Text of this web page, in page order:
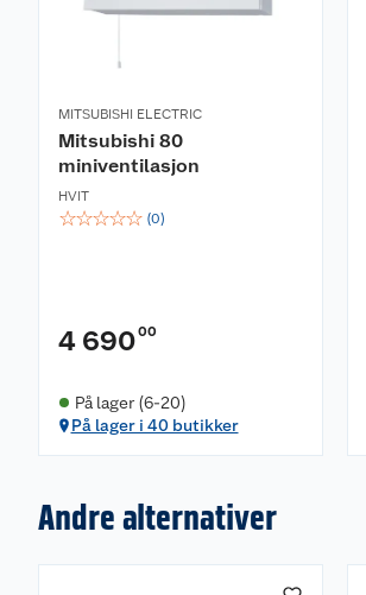
MITSUBISHI ELECTRIC
Mitsubishi 80
miniventilasjon
HVIT
☆☆☆☆☆ (0)
4 69000
På lager (6-20)
På lager i 40 butikker
Andre alternativer